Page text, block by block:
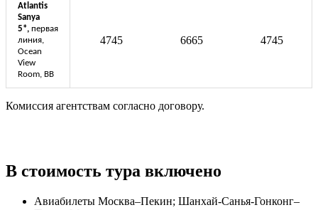
Atlantis
Sanya
5*, первая
линия,
Ocean
View
Room, BB
4745 6665 4745
Комиссия агентствам согласно договору.
В стоимость тура включено
Авиабилеты Москва–Пекин; Шанхай-Санья-Гонконг–